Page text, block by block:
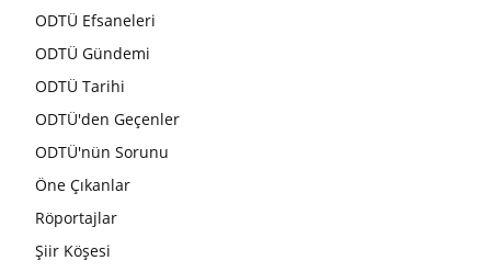
ODTÜ Efsaneleri
ODTÜ Gündemi
ODTÜ Tarihi
ODTÜ'den Geçenler
ODTÜ'nün Sorunu
Öne Çıkanlar
Röportajlar
Şiir Köşesi